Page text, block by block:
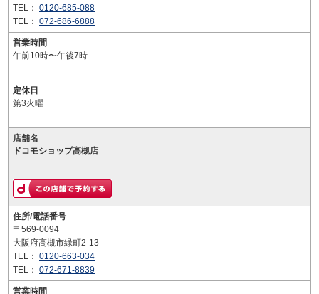
TEL： 0120-685-088
TEL： 072-686-6888
営業時間
午前10時〜午後7時
定休日
第3火曜
店舗名
ドコモショップ高槻店
住所/電話番号
〒569-0094
大阪府高槻市緑町2-13
TEL： 0120-663-034
TEL： 072-671-8839
営業時間